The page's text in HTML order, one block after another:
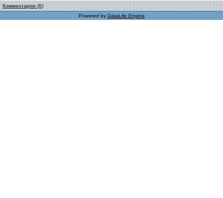
Комментарии (0)
Powered by DataLife Engine